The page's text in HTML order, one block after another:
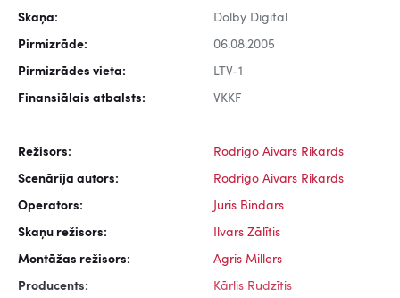
Skaņa: Dolby Digital
Pirmizrāde: 06.08.2005
Pirmizrādes vieta: LTV-1
Finansiālais atbalsts: VKKF
Režisors: Rodrigo Aivars Rikards
Scenārija autors: Rodrigo Aivars Rikards
Operators: Juris Bindars
Skaņu režisors: Ilvars Zālītis
Montāžas režisors: Agris Millers
Producents: Kārlis Rudzītis